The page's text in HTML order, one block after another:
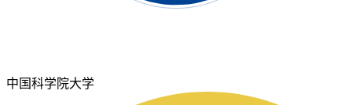
中国科学院大学